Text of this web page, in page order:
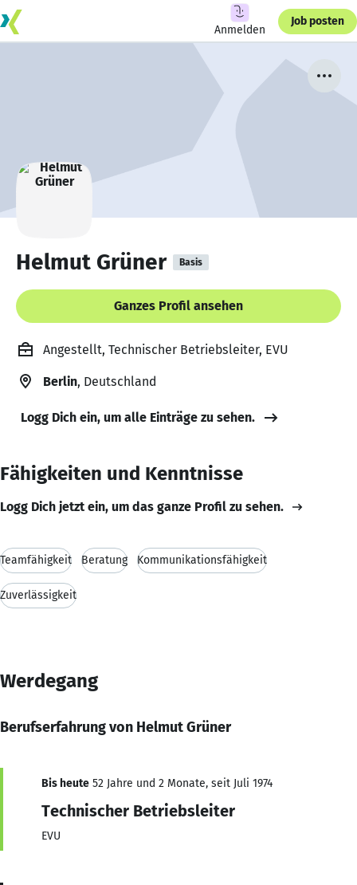
Anmelden
Job posten
Helmut Grüner Basis
Ganzes Profil ansehen
Angestellt, Technischer Betriebsleiter, EVU
Berlin, Deutschland
Logg Dich ein, um alle Einträge zu sehen.
Fähigkeiten und Kenntnisse
Logg Dich jetzt ein, um das ganze Profil zu sehen.
Teamfähigkeit Beratung Kommunikationsfähigkeit
Zuverlässigkeit
Werdegang
Berufserfahrung von Helmut Grüner
Bis heute 52 Jahre und 2 Monate, seit Juli 1974
Technischer Betriebsleiter
EVU